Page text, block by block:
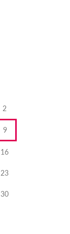
2
9
16
23
30